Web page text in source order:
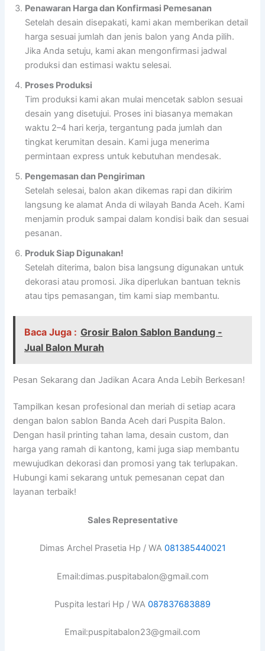
Penawaran Harga dan Konfirmasi Pemesanan
Setelah desain disepakati, kami akan memberikan detail
harga sesuai jumlah dan jenis balon yang Anda pilih.
Jika Anda setuju, kami akan mengonfirmasi jadwal
produksi dan estimasi waktu selesai.
Proses Produksi
Tim produksi kami akan mulai mencetak sablon sesuai
desain yang disetujui. Proses ini biasanya memakan
waktu 2–4 hari kerja, tergantung pada jumlah dan
tingkat kerumitan desain. Kami juga menerima
permintaan express untuk kebutuhan mendesak.
Pengemasan dan Pengiriman
Setelah selesai, balon akan dikemas rapi dan dikirim
langsung ke alamat Anda di wilayah Banda Aceh. Kami
menjamin produk sampai dalam kondisi baik dan sesuai
pesanan.
Produk Siap Digunakan!
Setelah diterima, balon bisa langsung digunakan untuk
dekorasi atau promosi. Jika diperlukan bantuan teknis
atau tips pemasangan, tim kami siap membantu.
Baca Juga : Grosir Balon Sablon Bandung -
Jual Balon Murah
Pesan Sekarang dan Jadikan Acara Anda Lebih Berkesan!
Tampilkan kesan profesional dan meriah di setiap acara
dengan balon sablon Banda Aceh dari Puspita Balon.
Dengan hasil printing tahan lama, desain custom, dan
harga yang ramah di kantong, kami juga siap membantu
mewujudkan dekorasi dan promosi yang tak terlupakan.
Hubungi kami sekarang untuk pemesanan cepat dan
layanan terbaik!
Sales Representative
Dimas Archel Prasetia Hp / WA 081385440021
Email:dimas.puspitabalon@gmail.com
Puspita lestari Hp / WA 087837683889
Email:puspitabalon23@gmail.com